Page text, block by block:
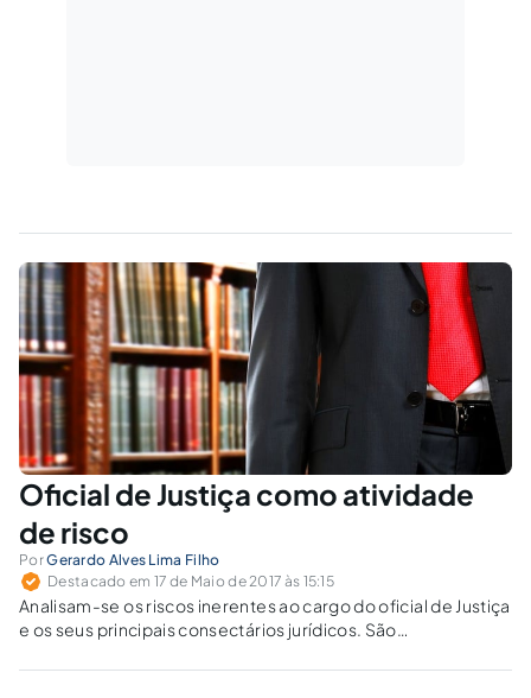
Oficial de Justiça como atividade
de risco
PorGerardo Alves Lima Filho
Destacado em 17 de Maio de 2017 às 15:15
Analisam-se os riscos inerentes ao cargo do oficial de Justiça
e os seus principais consectários jurídicos. São
mitigação dos perigos e a regulação da atividade.